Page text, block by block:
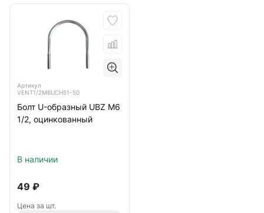
Артикул
VENT1/2M6UCH51-50
Болт U-образный UBZ М6
1/2, оцинкованный
В наличии
49 ₽
Цена за шт.